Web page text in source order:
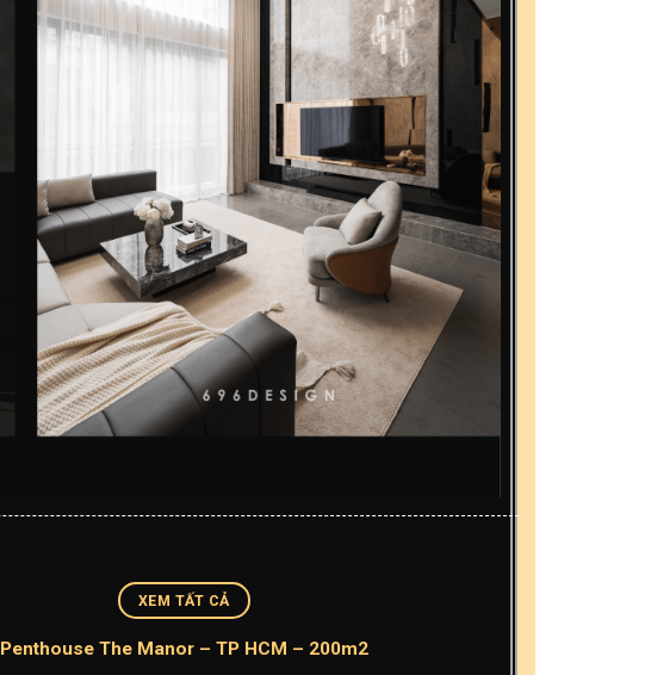
XEM TẤT CẢ
Penthouse The Manor – TP HCM – 200m2